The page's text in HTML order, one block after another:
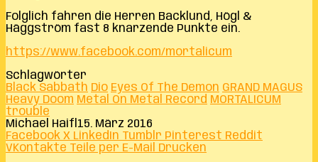
Folglich fahren die Herren Backlund, Högl &
Häggström fast 8 knarzende Punkte ein.
https://www.facebook.com/mortalicum
Schlagwörter
Black Sabbath Dio Eyes Of The Demon GRAND MAGUS
Heavy Doom Metal On Metal Record MORTALICUM
trouble
Michael Haifl 15. März 2016
Facebook X LinkedIn Tumblr Pinterest Reddit
VKontakte Teile per E-Mail Drucken